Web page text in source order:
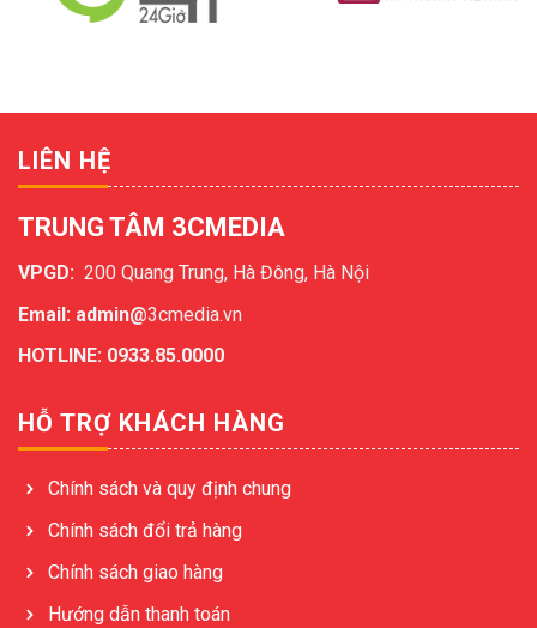
LIÊN HỆ
TRUNG TÂM 3CMEDIA
VPGD: 200 Quang Trung, Hà Đông, Hà Nội
Email: admin@3cmedia.vn
HOTLINE: 0933.85.0000
HỖ TRỢ KHÁCH HÀNG
Chính sách và quy định chung
Chính sách đổi trả hàng
Chính sách giao hàng
Hướng dẫn thanh toán